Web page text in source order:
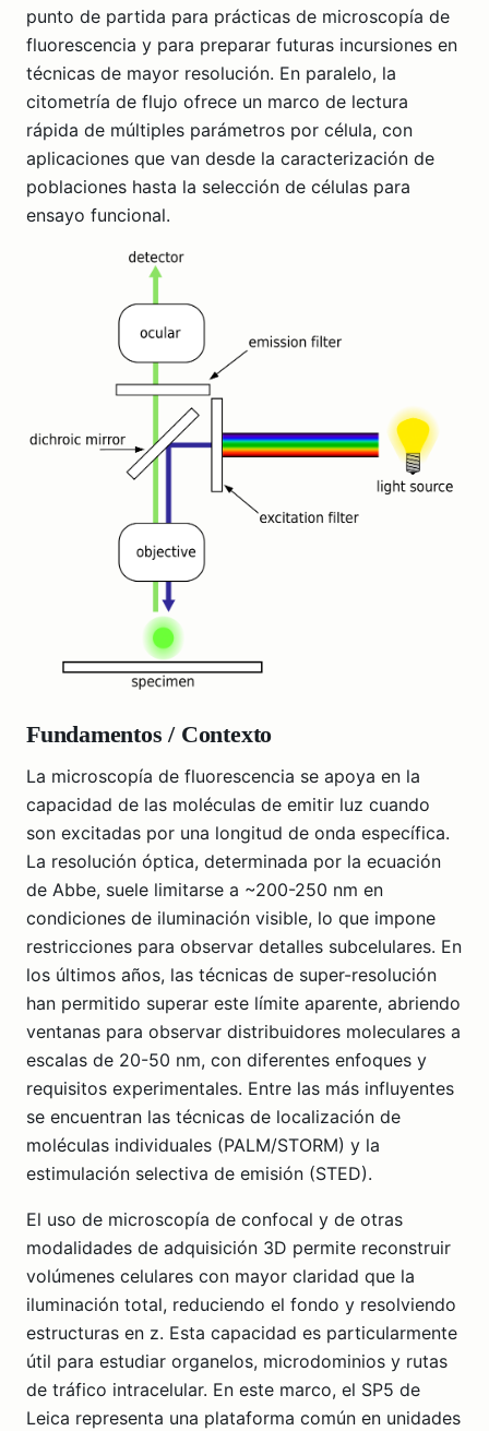
punto de partida para prácticas de microscopía de
fluorescencia y para preparar futuras incursiones en
técnicas de mayor resolución. En paralelo, la
citometría de flujo ofrece un marco de lectura
rápida de múltiples parámetros por célula, con
aplicaciones que van desde la caracterización de
poblaciones hasta la selección de células para
ensayo funcional.
Fundamentos / Contexto
La microscopía de fluorescencia se apoya en la
capacidad de las moléculas de emitir luz cuando
son excitadas por una longitud de onda específica.
La resolución óptica, determinada por la ecuación
de Abbe, suele limitarse a ~200-250 nm en
condiciones de iluminación visible, lo que impone
restricciones para observar detalles subcelulares. En
los últimos años, las técnicas de super-resolución
han permitido superar este límite aparente, abriendo
ventanas para observar distribuidores moleculares a
escalas de 20-50 nm, con diferentes enfoques y
requisitos experimentales. Entre las más influyentes
se encuentran las técnicas de localización de
moléculas individuales (PALM/STORM) y la
estimulación selectiva de emisión (STED).
El uso de microscopía de confocal y de otras
modalidades de adquisición 3D permite reconstruir
volúmenes celulares con mayor claridad que la
iluminación total, reduciendo el fondo y resolviendo
estructuras en z. Esta capacidad es particularmente
útil para estudiar organelos, microdominios y rutas
de tráfico intracelular. En este marco, el SP5 de
Leica representa una plataforma común en unidades